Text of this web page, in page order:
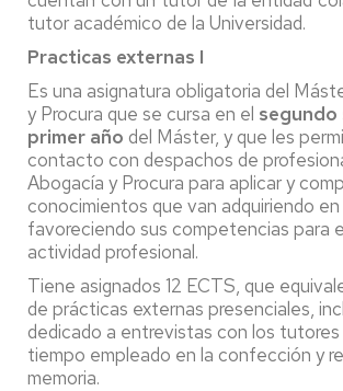
tutor académico de la Universidad.
Practicas externas I
Es una asignatura obligatoria del
y Procura que se cursa en el segundo
primer año del Máster, y que les
contacto con despachos de
Abogacía y Procura para aplicar y
conocimientos que van adquiriendo
favoreciendo sus competencias para
actividad profesional.
Tiene asignados 12 ECTS, que
de prácticas externas presenciales,
dedicado a entrevistas con los
tiempo empleado en la confección y
memoria.